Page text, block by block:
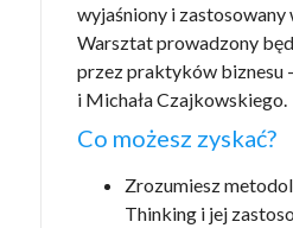
wyjaśniony i zastosowany
Warsztat prowadzony
przez praktyków biznesu
i Michała Czajkowskiego.
Co możesz zyskać?
Zrozumiesz
Thinking i jej